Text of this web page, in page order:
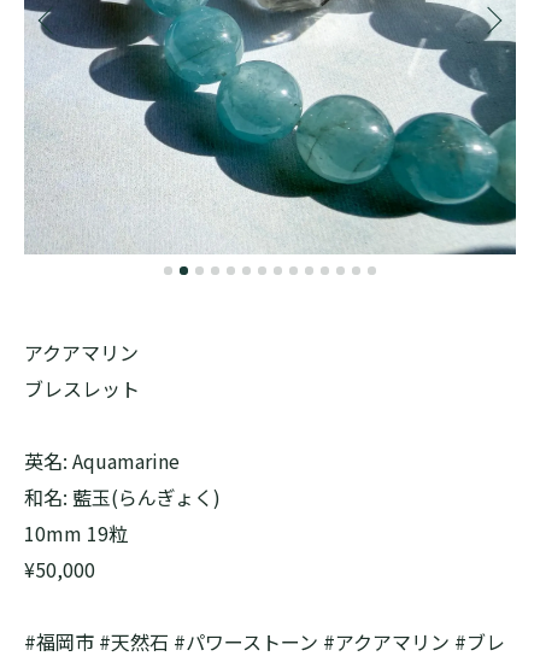
アクアマリン
ブレスレット
英名: Aquamarine
和名: 藍玉(らんぎょく)
10mm 19粒
¥50,000
#福岡市 #天然石 #パワーストーン #アクアマリン #ブレ